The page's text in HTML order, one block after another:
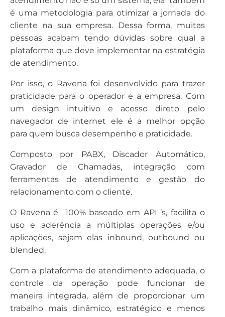
é uma metodologia para otimizar a jornada do
cliente na sua empresa. Dessa forma, muitas
pessoas acabam tendo dúvidas sobre qual a
plataforma que deve implementar na estratégia
de atendimento.
Por isso, o Ravena foi desenvolvido para trazer
praticidade para o operador e a empresa. Com
um design intuitivo e acesso direto pelo
navegador de internet ele é a melhor opção
para quem busca desempenho e praticidade.
Composto por PABX, Discador Automático,
Gravador de Chamadas, integração com
ferramentas de atendimento e gestão do
relacionamento com o cliente.
O Ravena é 100% baseado em API ‘s, facilita o
uso e aderência a múltiplas operações e/ou
aplicações, sejam elas inbound, outbound ou
blended.
Com a plataforma de atendimento adequada, o
controle da operação pode funcionar de
maneira integrada, além de proporcionar um
trabalho mais dinâmico, estratégico e menos